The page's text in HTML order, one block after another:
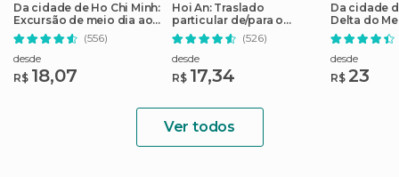
Da cidade de Ho Chi Minh:
Excursão de meio dia aos
túneis de Cu Chi
(556)
desde
R$ 18,07
Hoi An: Traslado
particular de/para o
aeroporto de Da Nang
(526)
desde
R$ 17,34
Da cidade
Delta do
excursão
Vinh Trang
desde
R$ 23
Ver todos